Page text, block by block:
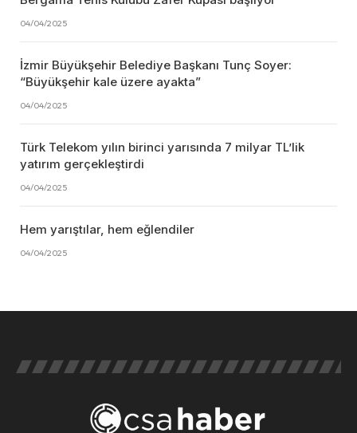
04/04/2025
İzmir Büyükşehir Belediye Başkanı Tunç Soyer:
“Büyükşehir kale üzere ayakta”
04/04/2025
Türk Telekom yılın birinci yarısında 7 milyar TL’lik
yatırım gerçekleştirdi
04/04/2025
Hem yarıştılar, hem eğlendiler
04/04/2025